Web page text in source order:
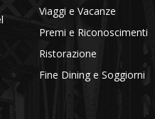
Viaggi e Vacanze
Premi e Riconoscimenti
Ristorazione
Fine Dining e Soggiorni